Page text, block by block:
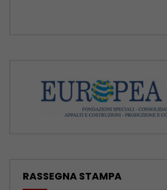
RASSEGNA STAMPA